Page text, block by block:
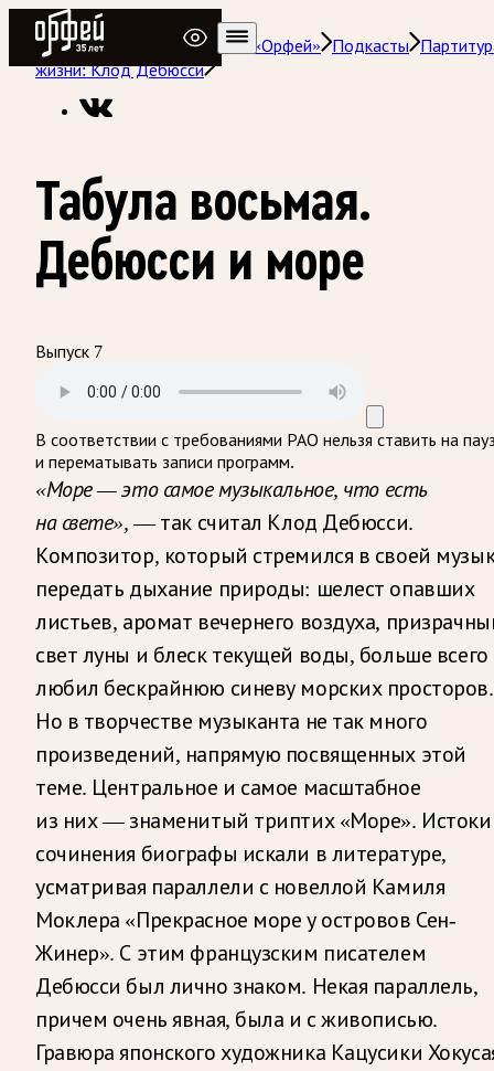
Радио Орфей
Радио классической музыки «Орфей»
Подкасты
жизни: Клод Дебюсси
Табула восьмая.
Дебюсси и море
Выпуск 7
В соответствии с требованиями РАО нельзя ставить на
и перематывать записи программ.
«Море — это самое музыкальное, что есть
на свете»,— так считал Клод Дебюсси.
Композитор, который стремился в своей
передать дыхание природы: шелест опавших
листьев, аромат вечернего воздуха,
свет луны и блеск текущей воды, больше всего
любил бескрайнюю синеву морских просторов.
Но в творчестве музыканта не так много
произведений, напрямую посвященных этой
теме. Центральное и самое масштабное
из них — знаменитый триптих «Море». Истоки
сочинения биографы искали в литературе,
усматривая параллели с новеллой Камиля
Моклера «Прекрасное море у островов Сен-
Жинер». С этим французским писателем
Дебюсси был лично знаком. Некая параллель,
причем очень явная, была и с живописью.
Гравюра японского художника Кацусики